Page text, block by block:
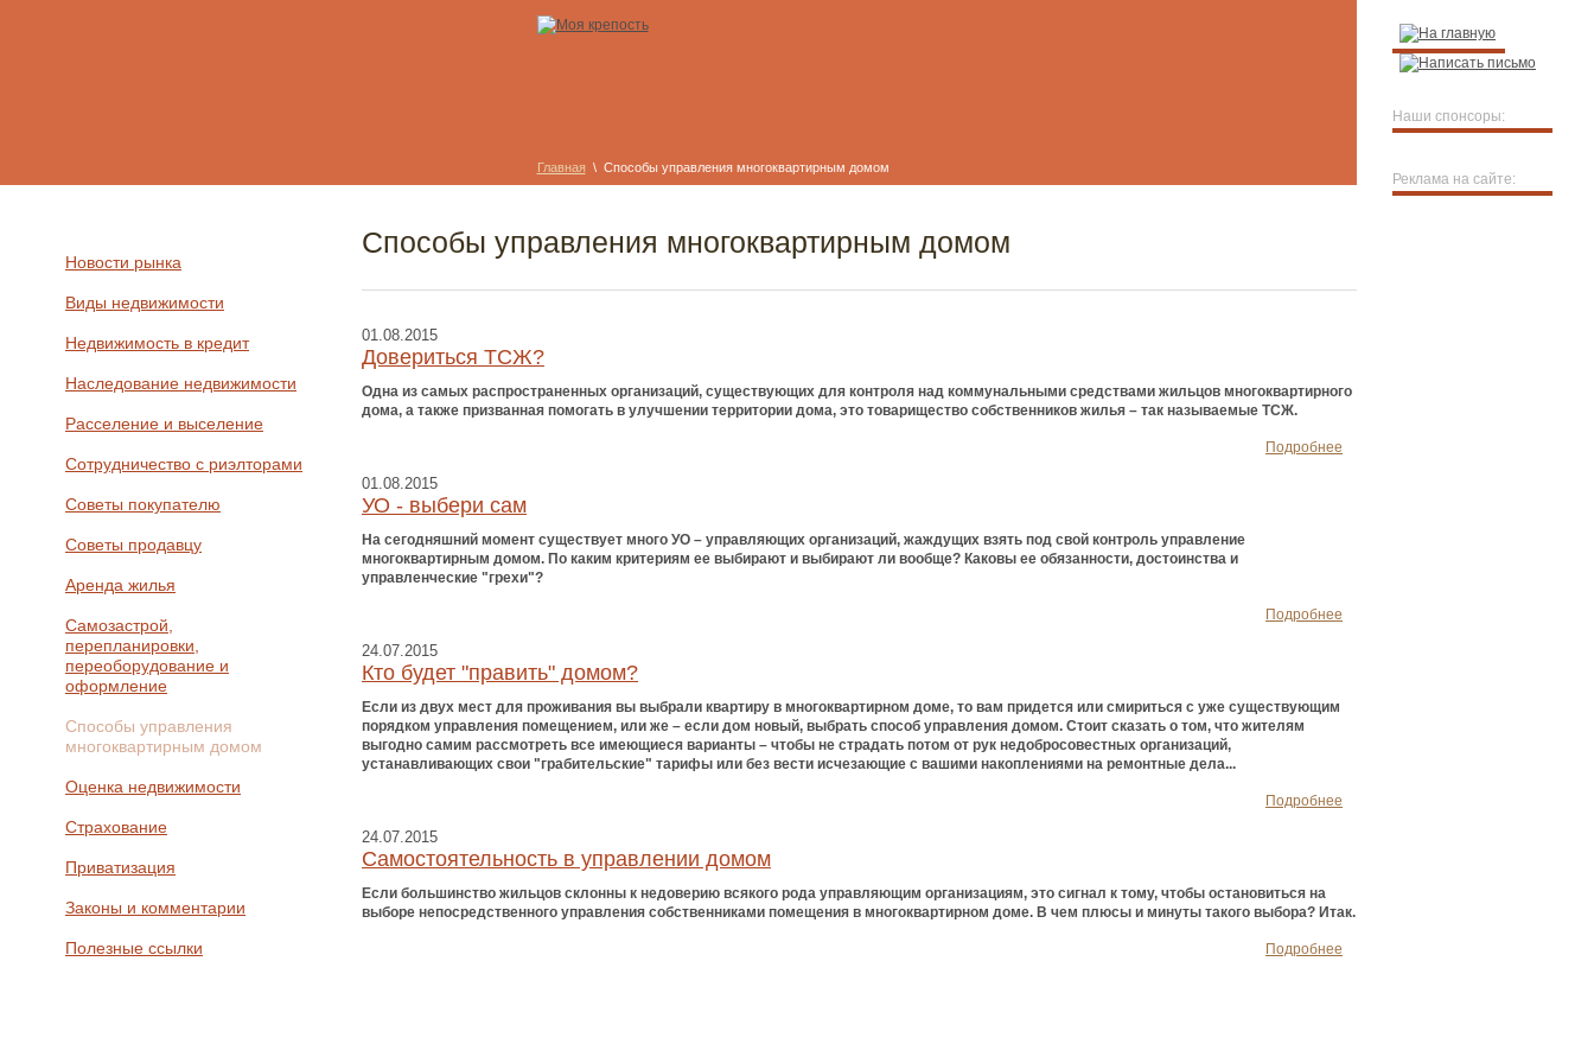
Главная \ Способы управления многоквартирным домом
Новости рынка
Виды недвижимости
Недвижимость в кредит
Наследование недвижимости
Расселение и выселение
Сотрудничество с риэлторами
Советы покупателю
Советы продавцу
Аренда жилья
Самозастрой,
перепланировки,
переоборудование и
оформление
Способы управления
многоквартирным домом
Оценка недвижимости
Страхование
Приватизация
Законы и комментарии
Полезные ссылки
Способы управления многоквартирным домом
01.08.2015
Довериться ТСЖ?
Одна из самых распространенных организаций, существующих для контроля над коммунальными средствами жильцов многоквартирного
дома, а также призванная помогать в улучшении территории дома, это товарищество собственников жилья – так называемые ТСЖ.
Подробнее
01.08.2015
УО - выбери сам
На сегодняшний момент существует много УО – управляющих организаций, жаждущих взять под свой контроль управление
многоквартирным домом. По каким критериям ее выбирают и выбирают ли вообще? Каковы ее обязанности, достоинства и
управленческие "грехи"?
Подробнее
24.07.2015
Кто будет "править" домом?
Если из двух мест для проживания вы выбрали квартиру в многоквартирном доме, то вам придется или смириться с уже существующим
порядком управления помещением, или же – если дом новый, выбрать способ управления домом. Стоит сказать о том, что жителям
выгодно самим рассмотреть все имеющиеся варианты – чтобы не страдать потом от рук недобросовестных организаций,
устанавливающих свои "грабительские" тарифы или без вести исчезающие с вашими накоплениями на ремонтные дела...
Подробнее
24.07.2015
Самостоятельность в управлении домом
Если большинство жильцов склонны к недоверию всякого рода управляющим организациям, это сигнал к тому, чтобы остановиться на
выборе непосредственного управления собственниками помещения в многоквартирном доме. В чем плюсы и минуты такого выбора? Итак.
Подробнее
Наши спонсоры:
Реклама на сайте: